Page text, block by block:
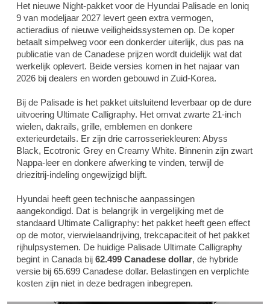
Het nieuwe Night-pakket voor de Hyundai Palisade en Ioniq
9 van modeljaar 2027 levert geen extra vermogen,
actieradius of nieuwe veiligheidssystemen op. De koper
betaalt simpelweg voor een donkerder uiterlijk, dus pas na
publicatie van de Canadese prijzen wordt duidelijk wat dat
werkelijk oplevert. Beide versies komen in het najaar van
2026 bij dealers en worden gebouwd in Zuid-Korea.
Bij de Palisade is het pakket uitsluitend leverbaar op de dure
uitvoering Ultimate Calligraphy. Het omvat zwarte 21-inch
wielen, dakrails, grille, emblemen en donkere
exterieurdetails. Er zijn drie carrosseriekleuren: Abyss
Black, Ecotronic Grey en Creamy White. Binnenin zijn zwart
Nappa-leer en donkere afwerking te vinden, terwijl de
driezitrij-indeling ongewijzigd blijft.
Hyundai heeft geen technische aanpassingen
aangekondigd. Dat is belangrijk in vergelijking met de
standaard Ultimate Calligraphy: het pakket heeft geen effect
op de motor, vierwielaandrijving, trekcapaciteit of het pakket
rijhulpsystemen. De huidige Palisade Ultimate Calligraphy
begint in Canada bij 62.499 Canadese dollar, de hybride
versie bij 65.699 Canadese dollar. Belastingen en verplichte
kosten zijn niet in deze bedragen inbegrepen.